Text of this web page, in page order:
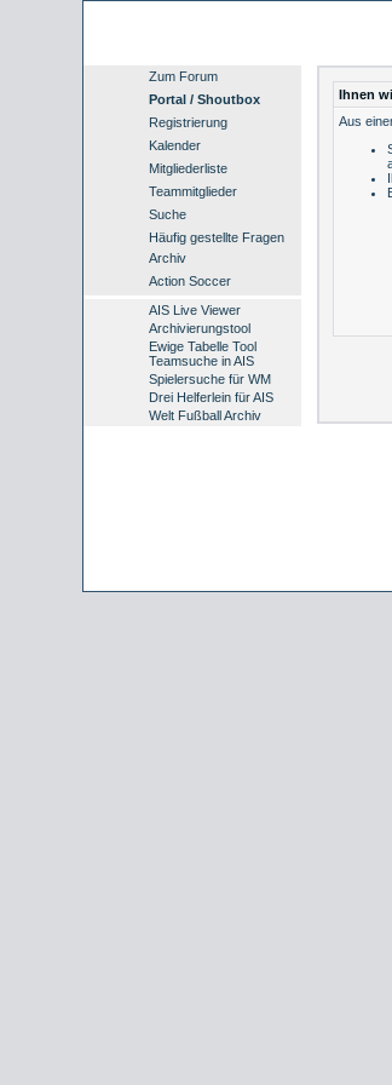
Zum Forum
Portal / Shoutbox
Registrierung
Kalender
Mitgliederliste
Teammitglieder
Suche
Häufig gestellte Fragen
Archiv
Action Soccer
AIS Live Viewer
Archivierungstool
Ewige Tabelle Tool
Teamsuche in AIS
Spielersuche für WM
Drei Helferlein für AIS
Welt Fußball Archiv
Ihnen
Aus